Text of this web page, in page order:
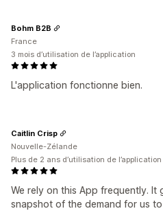
L'application fonctionne bien.
Bohm B2B
France
3 mois d’utilisation de l’application
We rely on this App frequently. It
snapshot of the demand for us
Caitlin Crisp
Nouvelle-Zélande
Plus de 2 ans d’utilisation de l’application